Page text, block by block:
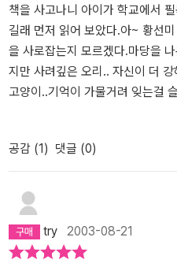
닮았다. 연민과 웃음을 자아내는
'할머니의 보물지도'는 압권이다.
막 순간, 과수원 집에는 또하나의
퍼'를 신고 온 집안을 들쑤시고 다
보물들을 하나씩 찾으며 내지르
격화, 시멘트화 되어가는 도시의
운데에 결코 작지 않은 과수원을
의 소동을 시끌벅적 보여준다. 이
을 슬쩍 비추기만 하고 다음 이야
른 이야기로 넘어가는 재미가 솔
점령하려 하는 이유를 알게 된다.
양분을 잘 소화하면 좋겠다. 환경
완동물로 키우고, 철새인 찌르레
앗아간다. 옴니버스식 구성은 각
로 잘 드러내주며 모든 생명체들
를 뺏어서는 안되겠다는 생명, 환
책의 내용와 형식이라 볼 수 있는,
탁월한 필치, 철저하게 고증된 사
해준다. 특히 순하고 열심히 하루
새 생명이 잉태된 열린 결말은 읽
책을 사고나니 아이가 학교에서
길래 먼저 읽어 보았다.아~ 황선
을 사로잡는지 모르겠다.마당을
지만 사려깊은 오리.. 자신이 더
고양이..기억이 가물거려 잊는걸
순간까지 소원을 이루게 해 주려
와 터줏대감 까치들과 부딪치지만
권력에 무조건 굽히기보다 좀더
등..이 책에 나오는 모든 사람과
마다 살아가는 방식의 차이는 있
수 있음을 이 책은 얘기하는 것 같
을 더 많이 알고 싶다.
공감 (1) 댓글 (0)
try 2003-08-21